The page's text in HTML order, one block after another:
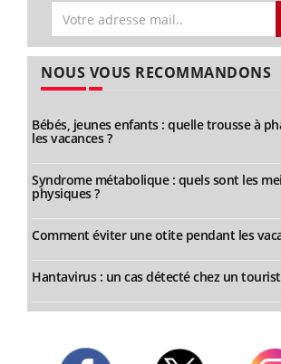
NOUS VOUS RECOMMANDONS
Bébés, jeunes enfants : quelle trousse à
les vacances ?
Syndrome métabolique : quels sont les
physiques ?
Comment éviter une otite pendant les
Hantavirus : un cas détecté chez un